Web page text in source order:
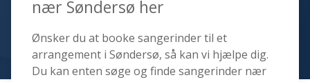
nær Søndersø her
Ønsker du at booke sangerinder til et
arrangement i Søndersø, så kan vi hjælpe dig.
Du kan enten søge og finde sangerinder nær